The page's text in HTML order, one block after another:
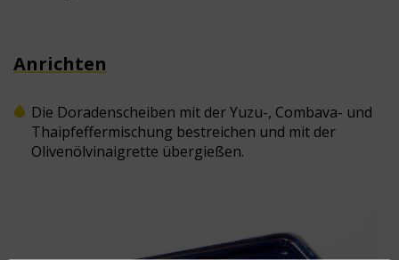
Anrichten
Die Doradenscheiben mit der Yuzu-, Combava- und
Thaipfeffermischung bestreichen und mit der
Olivenölvinaigrette übergießen.